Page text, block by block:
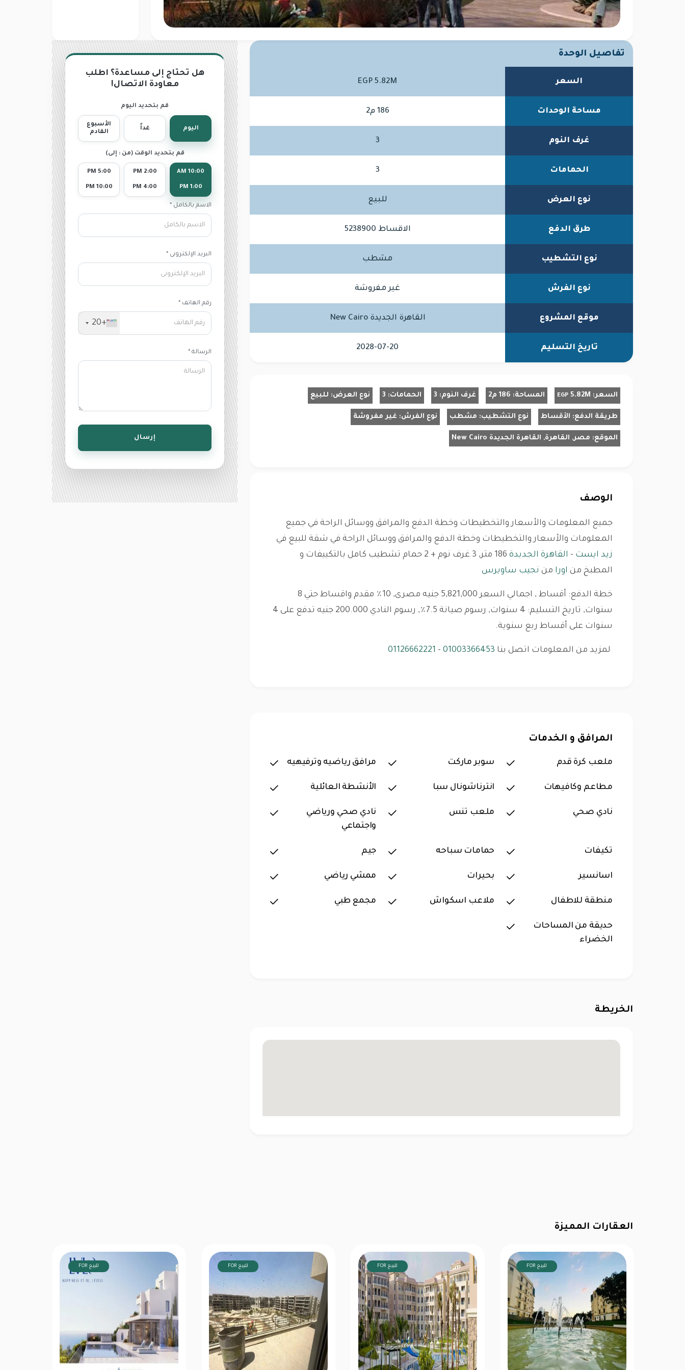
تفاصيل الوحدة
السعر EGP 5.82M
مساحة الوحدات 186 م2
غرف النوم 3
الحمامات 3
نوع العرض للبيع
طرق الدفع الاقساط 5238900
نوع التشطيب مشطب
نوع الفرش غير مفروشة
موقع المشروع القاهرة الجديدة New Cairo
تاريخ التسليم 2028-07-20
السعر: 5.82M
EGP المساحة: 186 م2 غرف النوم: 3 الحمامات: 3 نوع العرض: للبيع
طريقة الدفع: الأقساط نوع التشطيب: مشطب نوع الفرش: غير مفروشة
الموقع: مصر, القاهرة, القاهرة الجديدة New Cairo
الوصف
جميع المعلومات والأسعار والتخطيطات وخطة الدفع والمرافق ووسائل الراحة في جميع
المعلومات والأسعار والتخطيطات وخطة الدفع والمرافق ووسائل الراحة في شقة للبيع في
زيد ايست - القاهرة الجديدة
186 متر, 3 غرف نوم + 2 حمام تشطيب كامل بالتكييفات و
المطبخ من اورا من نجيب ساويرس
خطة الدفع: أقساط , اجمالي السعر 5,821,000 جنيه مصرى, 10٪ مقدم واقساط حتي 8
سنوات, تاريخ التسليم: 4 سنوات, رسوم صيانة 7.5٪, رسوم النادي 200.000 جنيه تدفع على 4
سنوات على أقساط ربع سنوية.
لمزيد من المعلومات اتصل بنا 01003366453
-
01126662221
المرافق و الخدمات
ملعب كرة قدم سوبر ماركت مرافق رياضيه وترفيهيه
مطاعم وكافيهات انترناشونال سبا الأنشطة العائلية
نادي صحي ملعب تنس
نادي صحي ورياضي
واجتماعي
تكيفات حمامات سباحه جيم
اسانسير بحيرات ممشي رياضي
منطقة للاطفال ملاعب اسكواش مجمع طبي
حديقة من المساحات
الخضراء
الخريطة
هل تحتاج إلى مساعدة؟ اطلب
معاودة الاتصال!
قم بتحديد اليوم
اليوم غداً
الأسبوع
القادم
قم بتحديد الوقت (من : إلى)
10:00 AM
1:00 PM
2:00 PM
4:00 PM
5:00 PM
10:00 PM
الاسم بالكامل *
البريد الإلكترونى *
رقم الهاتف *
+20
الرسالة *
إرسال
العقارات المميزة
FOR للبيع FOR للبيع FOR للبيع FOR للبيع